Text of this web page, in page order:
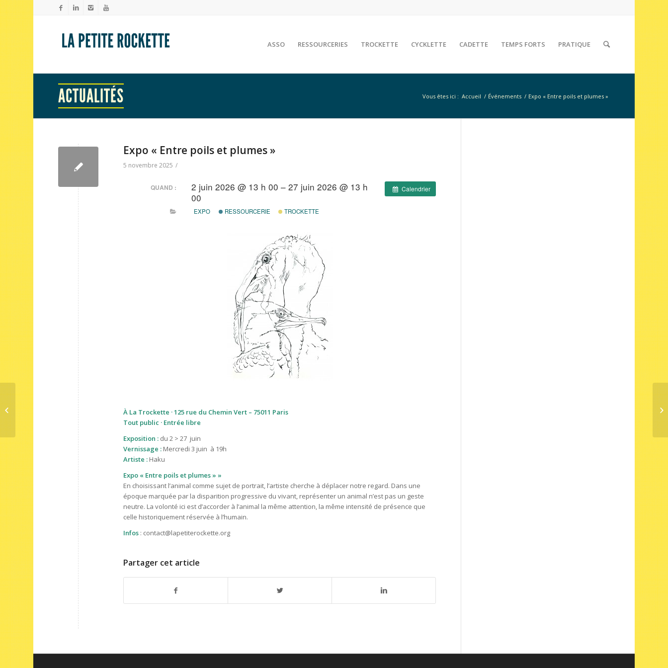
ASSO RESSOURCERIES TROCKETTE CYCKLETTE CADETTE TEMPS FORTS PRATIQUE
ACTUALITÉS Vous êtes ici : Accueil / Événements / Expo « Entre poils et plumes »
Expo « Entre poils et plumes »
5 novembre 2025 /
Calendrier
QUAND :
2 juin 2026 @ 13 h 00 – 27 juin 2026 @ 13 h
00
EXPO RESSOURCERIE TROCKETTE
À La Trockette · 125 rue du Chemin Vert – 75011 Paris
Tout public · Entrée libre
Exposition : du 2 > 27 juin
Vernissage : Mercredi 3 juin à 19h
Artiste : Haku
Expo « Entre poils et plumes » »
En choisissant l’animal comme sujet de portrait, l’artiste cherche à déplacer notre regard. Dans une
époque marquée par la disparition progressive du vivant, représenter un animal n’est pas un geste
neutre. La volonté ici est d’accorder à l’animal la même attention, la même intensité de présence que
celle historiquement réservée à l’humain.
Infos : contact@lapetiterockette.org
Partager cet article
Stage de 3 jours d’initiation à la
mécanique cycle et au réemploi